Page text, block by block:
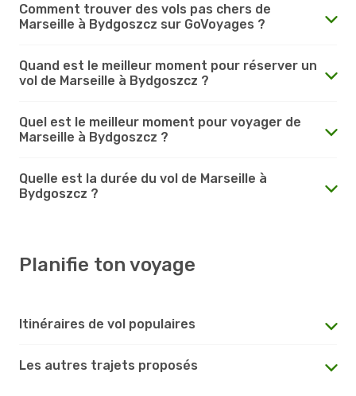
Comment trouver des vols pas chers de
Marseille à Bydgoszcz sur GoVoyages ?
Quand est le meilleur moment pour réserver un
vol de Marseille à Bydgoszcz ?
Quel est le meilleur moment pour voyager de
Marseille à Bydgoszcz ?
Quelle est la durée du vol de Marseille à
Bydgoszcz ?
Planifie ton voyage
Itinéraires de vol populaires
Les autres trajets proposés